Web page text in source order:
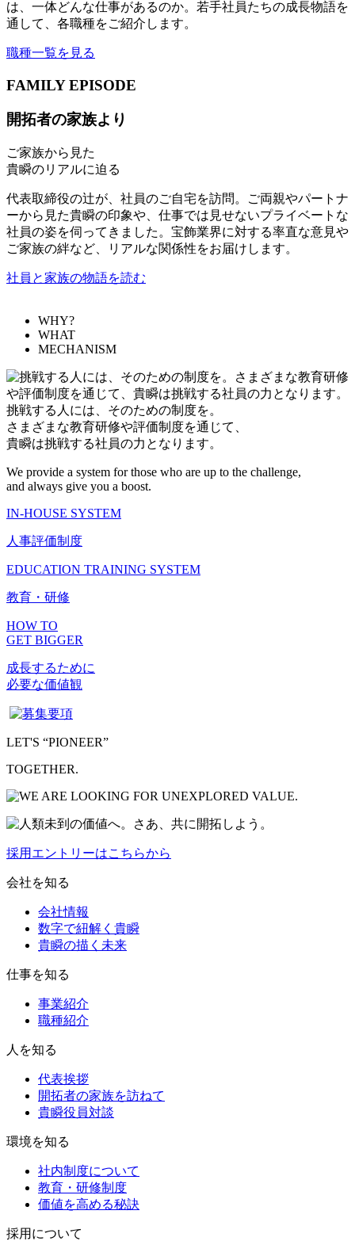
は、一体どんな仕事があるのか。若手社員たちの成長物語を
通して、各職種をご紹介します。
職種一覧を見る
FAMILY EPISODE
開拓者の家族より
ご家族から見た
貴瞬のリアルに迫る
代表取締役の辻が、社員のご自宅を訪問。ご両親やパートナ
ーから見た貴瞬の印象や、仕事では見せないプライベートな
社員の姿を伺ってきました。宝飾業界に対する率直な意見や
ご家族の絆など、リアルな関係性をお届けします。
社員と家族の物語を読む
WHY?
WHAT
MECHANISM
挑戦する人には、そのための制度を。
さまざまな教育研修や評価制度を通じて、
貴瞬は挑戦する社員の力となります。
We provide a system for those who are up to the challenge,
and always give you a boost.
IN-HOUSE SYSTEM
人事評価制度
EDUCATION TRAINING SYSTEM
教育・研修
HOW TO
GET BIGGER
成長するために
必要な価値観
LET'S “PIONEER”
TOGETHER.
採用エントリーはこちらから
会社を知る
会社情報
数字で紐解く貴瞬
貴瞬の描く未来
仕事を知る
事業紹介
職種紹介
人を知る
代表挨拶
開拓者の家族を訪ねて
貴瞬役員対談
環境を知る
社内制度について
教育・研修制度
価値を高める秘訣
採用について